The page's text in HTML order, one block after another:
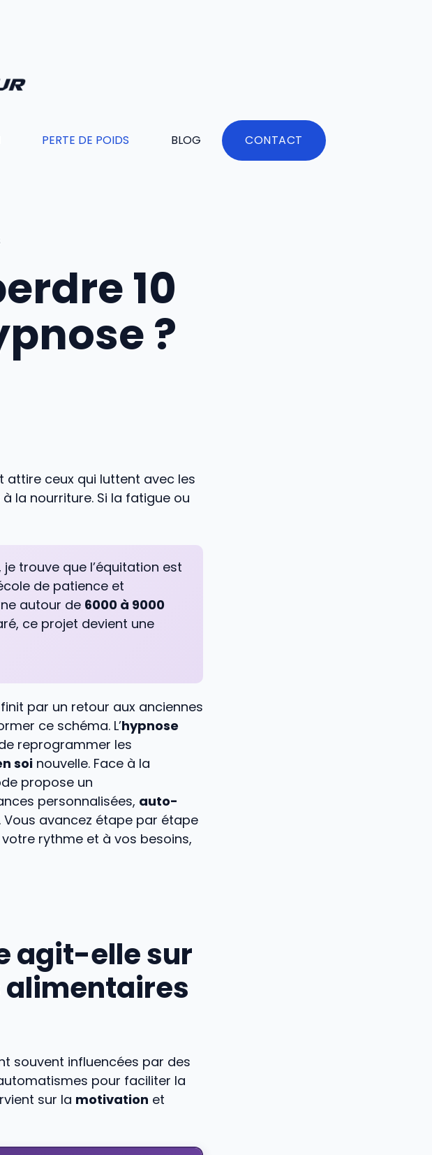
PERTE DE POIDS BLOG CONTACT
10
?
ceux qui luttent avec les
à la nourriture. Si la fatigue ou
je trouve que l’équitation est
de patience et
autour de 6000 à 9000
ce projet devient une
par un retour aux anciennes
ce schéma. L’hypnose
reprogrammer les
soi nouvelle. Face à la
propose un
personnalisées, auto-
. Vous avancez étape par étape
rythme et à vos besoins,
agit-elle sur
souvent influencées par des
pour faciliter la
sur la motivation et